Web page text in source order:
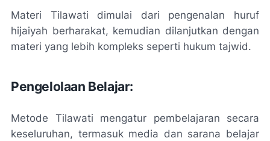
Materi Tilawati dimulai dari pengenalan huruf
hijaiyah berharakat, kemudian dilanjutkan dengan
materi yang lebih kompleks seperti hukum tajwid.
Pengelolaan Belajar:
Metode Tilawati mengatur pembelajaran secara
keseluruhan, termasuk media dan sarana belajar